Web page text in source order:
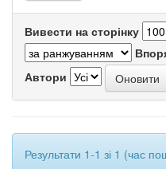
Вивести на сторінку
Автори
Результати 1-1 зі 1 (час